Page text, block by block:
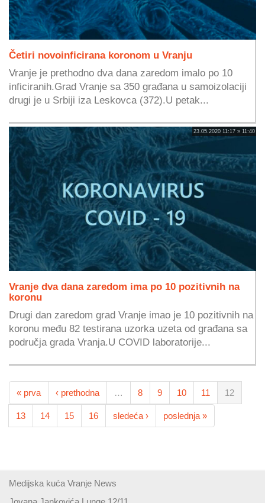
Četiri novoinficirana koronom u Vranju
Vranje je prethodno dva dana zaredom imalo po 10
inficiranih.Grad Vranje sa 350 građana u samoizolaciji
drugi je u Srbiji iza Leskovca (372).U petak...
23.05.2020 11:17 » 11:40
Vranje dva dana zaredom ima po 10 pozitivnih na
koronu
Drugi dan zaredom grad Vranje imao je 10 pozitivnih na
koronu među 82 testirana uzorka uzeta od građana sa
područja grada Vranja.U COVID laboratorije...
« prva ‹ prethodna … 8 9 10 11 12
13 14 15 16 sledeća › poslednja »
Medijska kuća Vranje News